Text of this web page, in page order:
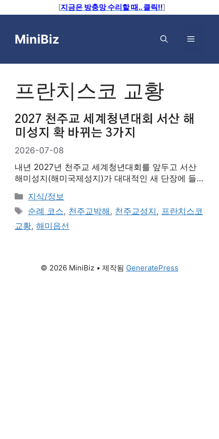
[지금은 방충망 수리할 때.. 클릭!!]
MiniBiz 메
프란치스코 교황
2027 천주교 세계청년대회 서산 해
미성지 확 바뀌는 3가지
2026-07-08
내년 2027년 천주교 세계청년대회를 앞두고 서산
해미성지(해미국제성지)가 대대적인 새 단장에 들
착공, 순례길 야간 조명까지 관광객을 위해 어떻게
변하는지 핵심만 짚어본다. 2027년 천주교 세계
청년대회, 서산 해미성지가 주목받는 이유 2027년
더 읽기
카
테
리
지식/정보
태
그
순례 코스, 천주교박해 , 천주교성지 , 프란치스코
교황, 해미읍선
© 2026 MiniBiz • 제작됨 GeneratePress